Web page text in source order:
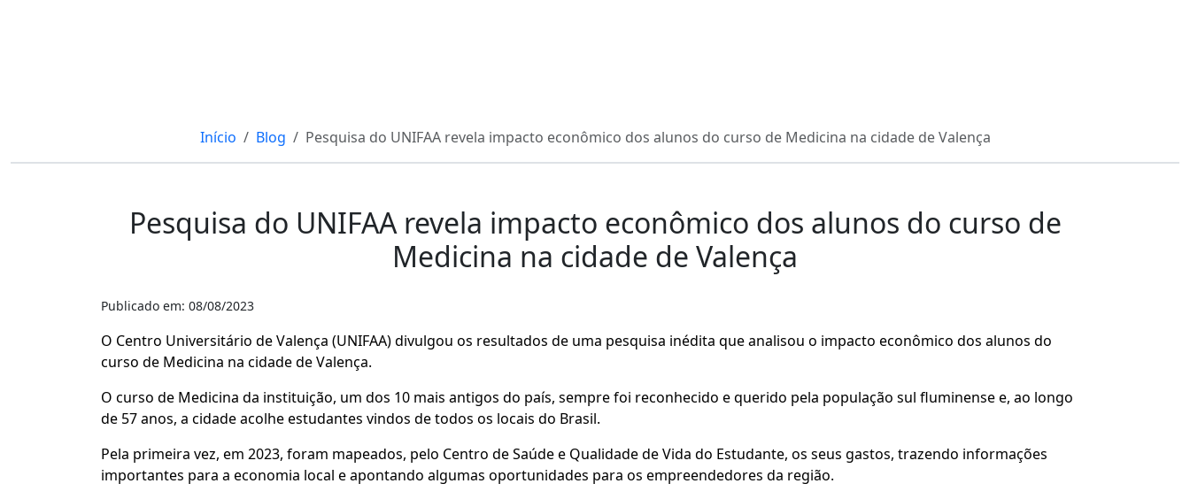
Início Blog Pesquisa do UNIFAA revela impacto econômico dos alunos do curso de Medicina na cidade de Valença
Pesquisa do UNIFAA revela impacto econômico dos alunos do curso de
Medicina na cidade de Valença
Publicado em: 08/08/2023
O Centro Universitário de Valença (UNIFAA) divulgou os resultados de uma pesquisa inédita que analisou o impacto econômico dos alunos do
curso de Medicina na cidade de Valença.
O curso de Medicina da instituição, um dos 10 mais antigos do país, sempre foi reconhecido e querido pela população sul fluminense e, ao longo
de 57 anos, a cidade acolhe estudantes vindos de todos os locais do Brasil.
Pela primeira vez, em 2023, foram mapeados, pelo Centro de Saúde e Qualidade de Vida do Estudante, os seus gastos, trazendo informações
importantes para a economia local e apontando algumas oportunidades para os empreendedores da região.